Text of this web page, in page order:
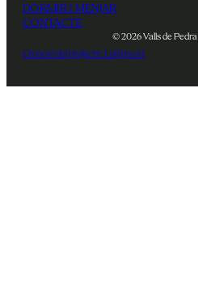
DORMIR I MENJAR
CONTACTE
© 2026 Valls de Pedra
Creació del projecte: Latipo.cat